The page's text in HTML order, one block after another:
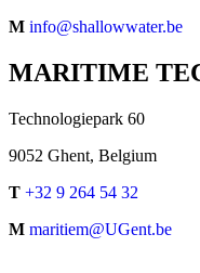
M info@shallowwater.be
MARITIME
Technologiepark 60
9052 Ghent, Belgium
T +32 9 264 54 32
M maritiem@UGent.be